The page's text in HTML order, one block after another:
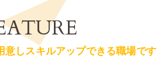
意しスキルアップできる職場です